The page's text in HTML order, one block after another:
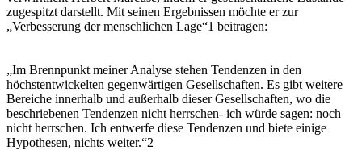
zugespitzt darstellt. Mit seinen Ergebnissen möchte er zur
„Verbesserung der menschlichen Lage“1 beitragen:
„Im Brennpunkt meiner Analyse stehen Tendenzen in den
höchstentwickelten gegenwärtigen Gesellschaften. Es gibt weitere
Bereiche innerhalb und außerhalb dieser Gesellschaften, wo die
beschriebenen Tendenzen nicht herrschen- ich würde sagen: noch
nicht herrschen. Ich entwerfe diese Tendenzen und biete einige
Hypothesen, nichts weiter.“2